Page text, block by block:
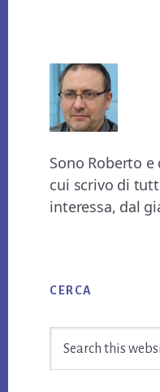
Sono Roberto
cui scrivo di
interessa, dal
Sidebar
CERCA